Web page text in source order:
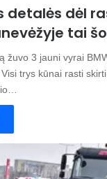
detalės dėl
tai
žuvo 3 jauni vyrai
trys kūnai rasti